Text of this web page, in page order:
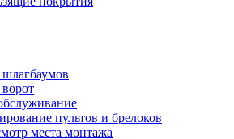
шлагбаумов
пультов и брелоков
места монтажа